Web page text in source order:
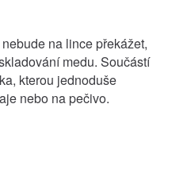
na lince překážet,
medu. Součástí
kterou jednoduše
nebo na pečivo.